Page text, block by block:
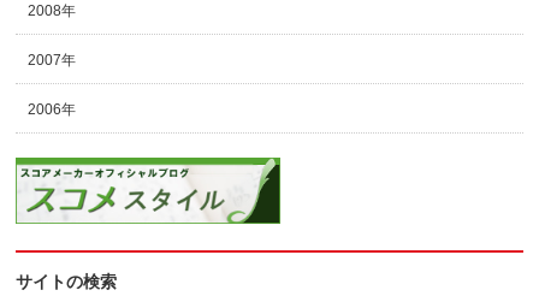
2008年
2007年
2006年
サイトの検索